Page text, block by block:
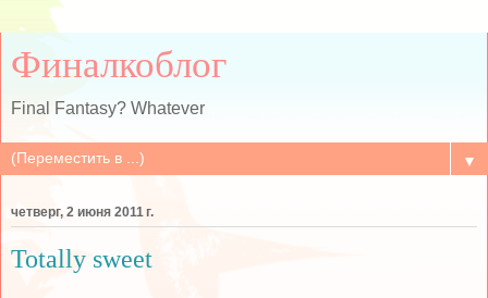
Финалкоблог
Final Fantasy? Whatever
▼
четверг, 2 июня 2011 г.
Totally sweet